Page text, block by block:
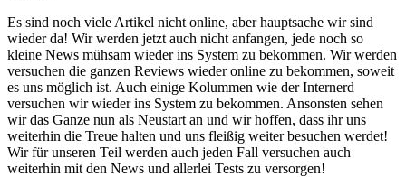
Es sind noch viele Artikel nicht online, aber hauptsache wir sind
wieder da! Wir werden jetzt auch nicht anfangen, jede noch so
kleine News mühsam wieder ins System zu bekommen. Wir werden
versuchen die ganzen Reviews wieder online zu bekommen, soweit
es uns möglich ist. Auch einige Kolummen wie der Internerd
versuchen wir wieder ins System zu bekommen. Ansonsten sehen
wir das Ganze nun als Neustart an und wir hoffen, dass ihr uns
weiterhin die Treue halten und uns fleißig weiter besuchen werdet!
Wir für unseren Teil werden auch jeden Fall versuchen auch
weiterhin mit den News und allerlei Tests zu versorgen!